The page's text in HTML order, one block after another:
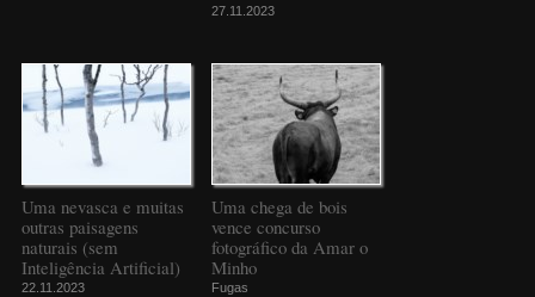
27.11.2023
Uma nevasca e muitas
outras paisagens
naturais (sem
Inteligência Artificial)
22.11.2023
Uma chega de bois
vence concurso
fotográfico da Amar o
Minho
Fugas